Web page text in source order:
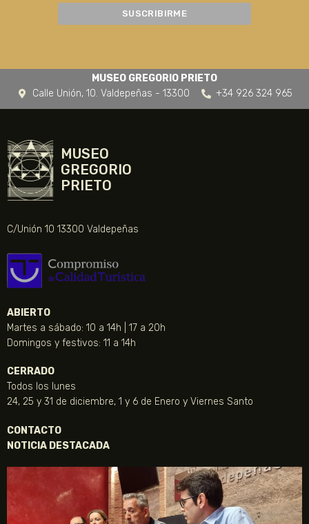
MUSEO GREGORIO PRIETO
Calle Unión, 10. Valdepeñas - 13300
+34 926 324 965
MUSEO
GREGORIO
PRIETO
C/Unión 10 13300 Valdepeñas
ABIERTO
Martes a sábado: 10 a 14h | 17 a 20h
Domingos y festivos: 11 a 14h
CERRADO
Todos los lunes
24, 25 y 31 de diciembre, 1 y 6 de Enero y Viernes Santo
CONTACTO
NOTICIA DESTACADA